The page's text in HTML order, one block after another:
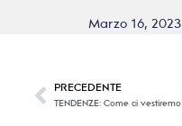
Marzo 16, 2023
PRECEDENTE